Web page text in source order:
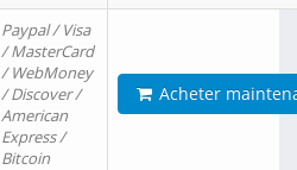
Paypal / Visa
/ MasterCard
/ WebMoney
/ Discover /
American
Express /
Bitcoin
Acheter